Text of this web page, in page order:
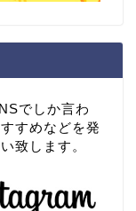
でしか言わ
すめなどを発
致します。